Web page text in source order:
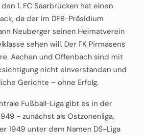
1. FC Saarbrücken hat einen
da der im DFB-Präsidium
Neuberger seinen Heimatverein
sehen will. Der FK Pirmasens
Aachen und Offenbach sind mit
nicht einverstanden und
Gerichte – ohne Erfolg.
Fußball-Liga gibt es in der
- zunächst als Ostzonenliga,
1949 unter dem Namen DS-Liga